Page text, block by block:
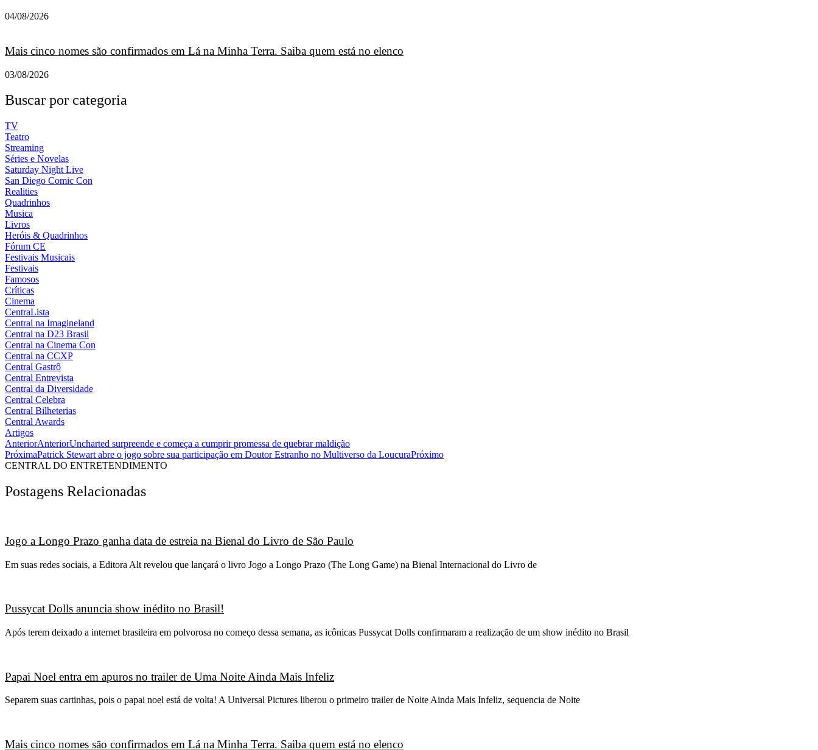
04/08/2026
Mais cinco nomes são confirmados em Lá na Minha Terra. Saiba quem está no elenco
03/08/2026
Buscar por categoria
TV
Teatro
Streaming
Séries e Novelas
Saturday Night Live
San Diego Comic Con
Realities
Quadrinhos
Musica
Livros
Heróis & Quadrinhos
Fórum CE
Festivais Musicais
Festivais
Famosos
Críticas
Cinema
CentraLista
Central na Imagineland
Central na D23 Brasil
Central na Cinema Con
Central na CCXP
Central Gastrô
Central Entrevista
Central da Diversidade
Central Celebra
Central Bilheterias
Central Awards
Artigos
AnteriorAnteriorUncharted surpreende e começa a cumprir promessa de quebrar maldição
PróximaPatrick Stewart abre o jogo sobre sua participação em Doutor Estranho no Multiverso da LoucuraPróximo
CENTRAL DO ENTRETENDIMENTO
Postagens Relacionadas
Jogo a Longo Prazo ganha data de estreia na Bienal do Livro de São Paulo
Em suas redes sociais, a Editora Alt revelou que lançará o livro Jogo a Longo Prazo (The Long Game) na Bienal Internacional do Livro de
Pussycat Dolls anuncia show inédito no Brasil!
Após terem deixado a internet brasileira em polvorosa no começo dessa semana, as icônicas Pussycat Dolls confirmaram a realização de um show inédito no Brasil
Papai Noel entra em apuros no trailer de Uma Noite Ainda Mais Infeliz
Separem suas cartinhas, pois o papai noel está de volta! A Universal Pictures liberou o primeiro trailer de Noite Ainda Mais Infeliz, sequencia de Noite
Mais cinco nomes são confirmados em Lá na Minha Terra. Saiba quem está no elenco